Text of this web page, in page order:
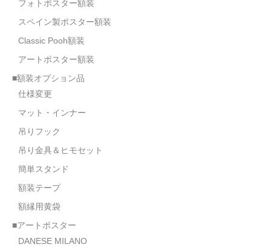
フォトポスター額装
スペイン製ポスター額装
Classic Pooh額装
アートポスター額装
■額装オプション品
仕様変更
マット・インナー
吊りフック
吊り金具＆ヒモセット
簡単スタンド
額装テープ
額縁用黄袋
■アートポスター
DANESE MILANO